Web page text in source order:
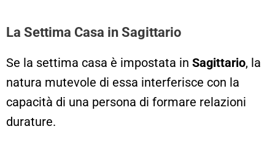
La Settima Casa in Sagittario
Se la settima casa è impostata in Sagittario, la
natura mutevole di essa interferisce con la
capacità di una persona di formare relazioni
durature.